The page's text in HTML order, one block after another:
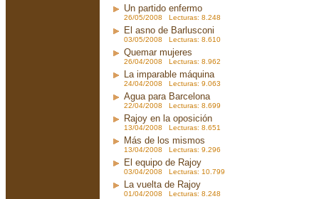
Un partido enfermo
26/05/2008 Lecturas: 8.248
El asno de Barlusconi
03/05/2008 Lecturas: 8.610
Quemar mujeres
26/04/2008 Lecturas: 8.962
La imparable máquina
24/04/2008 Lecturas: 9.063
Agua para Barcelona
22/04/2008 Lecturas: 8.699
Rajoy en la oposición
13/04/2008 Lecturas: 8.651
Más de los mismos
13/04/2008 Lecturas: 9.296
El equipo de Rajoy
03/04/2008 Lecturas: 10.799
La vuelta de Rajoy
01/04/2008 Lecturas: 8.248